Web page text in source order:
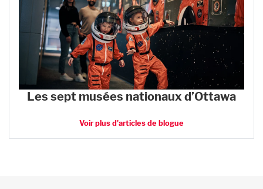
Les sept musées nationaux d’Ottawa
Voir plus d'articles de blogue